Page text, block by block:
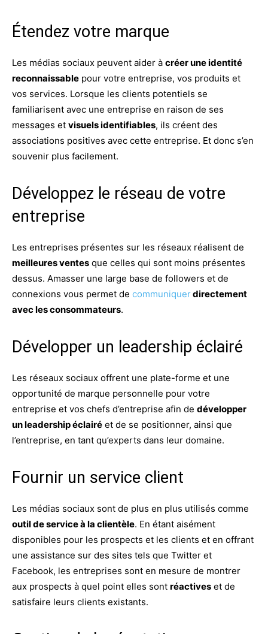
Étendez votre marque
Les médias sociaux peuvent aider à créer une identité
reconnaissable pour votre entreprise, vos produits et
vos services. Lorsque les clients potentiels se
familiarisent avec une entreprise en raison de ses
messages et visuels identifiables, ils créent des
associations positives avec cette entreprise. Et donc s’en
souvenir plus facilement.
Développez le réseau de votre
entreprise
Les entreprises présentes sur les réseaux réalisent de
meilleures ventes que celles qui sont moins présentes
dessus. Amasser une large base de followers et de
connexions vous permet de communiquerdirectement
avec les consommateurs.
Développer un leadership éclairé
Les réseaux sociaux offrent une plate-forme et une
opportunité de marque personnelle pour votre
entreprise et vos chefs d’entreprise afin de développer
un leadership éclairé et de se positionner, ainsi que
l’entreprise, en tant qu’experts dans leur domaine.
Fournir un service client
Les médias sociaux sont de plus en plus utilisés comme
outil de service à la clientèle. En étant aisément
disponibles pour les prospects et les clients et en offrant
une assistance sur des sites tels que Twitter et
Facebook, les entreprises sont en mesure de montrer
aux prospects à quel point elles sont réactives et de
satisfaire leurs clients existants.